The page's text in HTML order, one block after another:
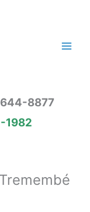
8877
1982